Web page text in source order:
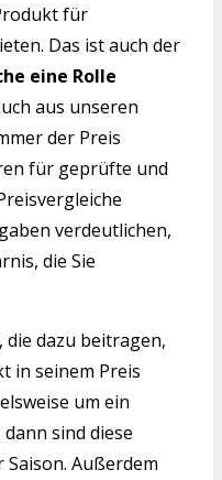
für
Das ist auch der
eine Rolle
aus unseren
der Preis
für geprüfte und
verdeutlichen,
die Sie
die dazu beitragen,
in seinem Preis
um ein
sind diese
Außerdem